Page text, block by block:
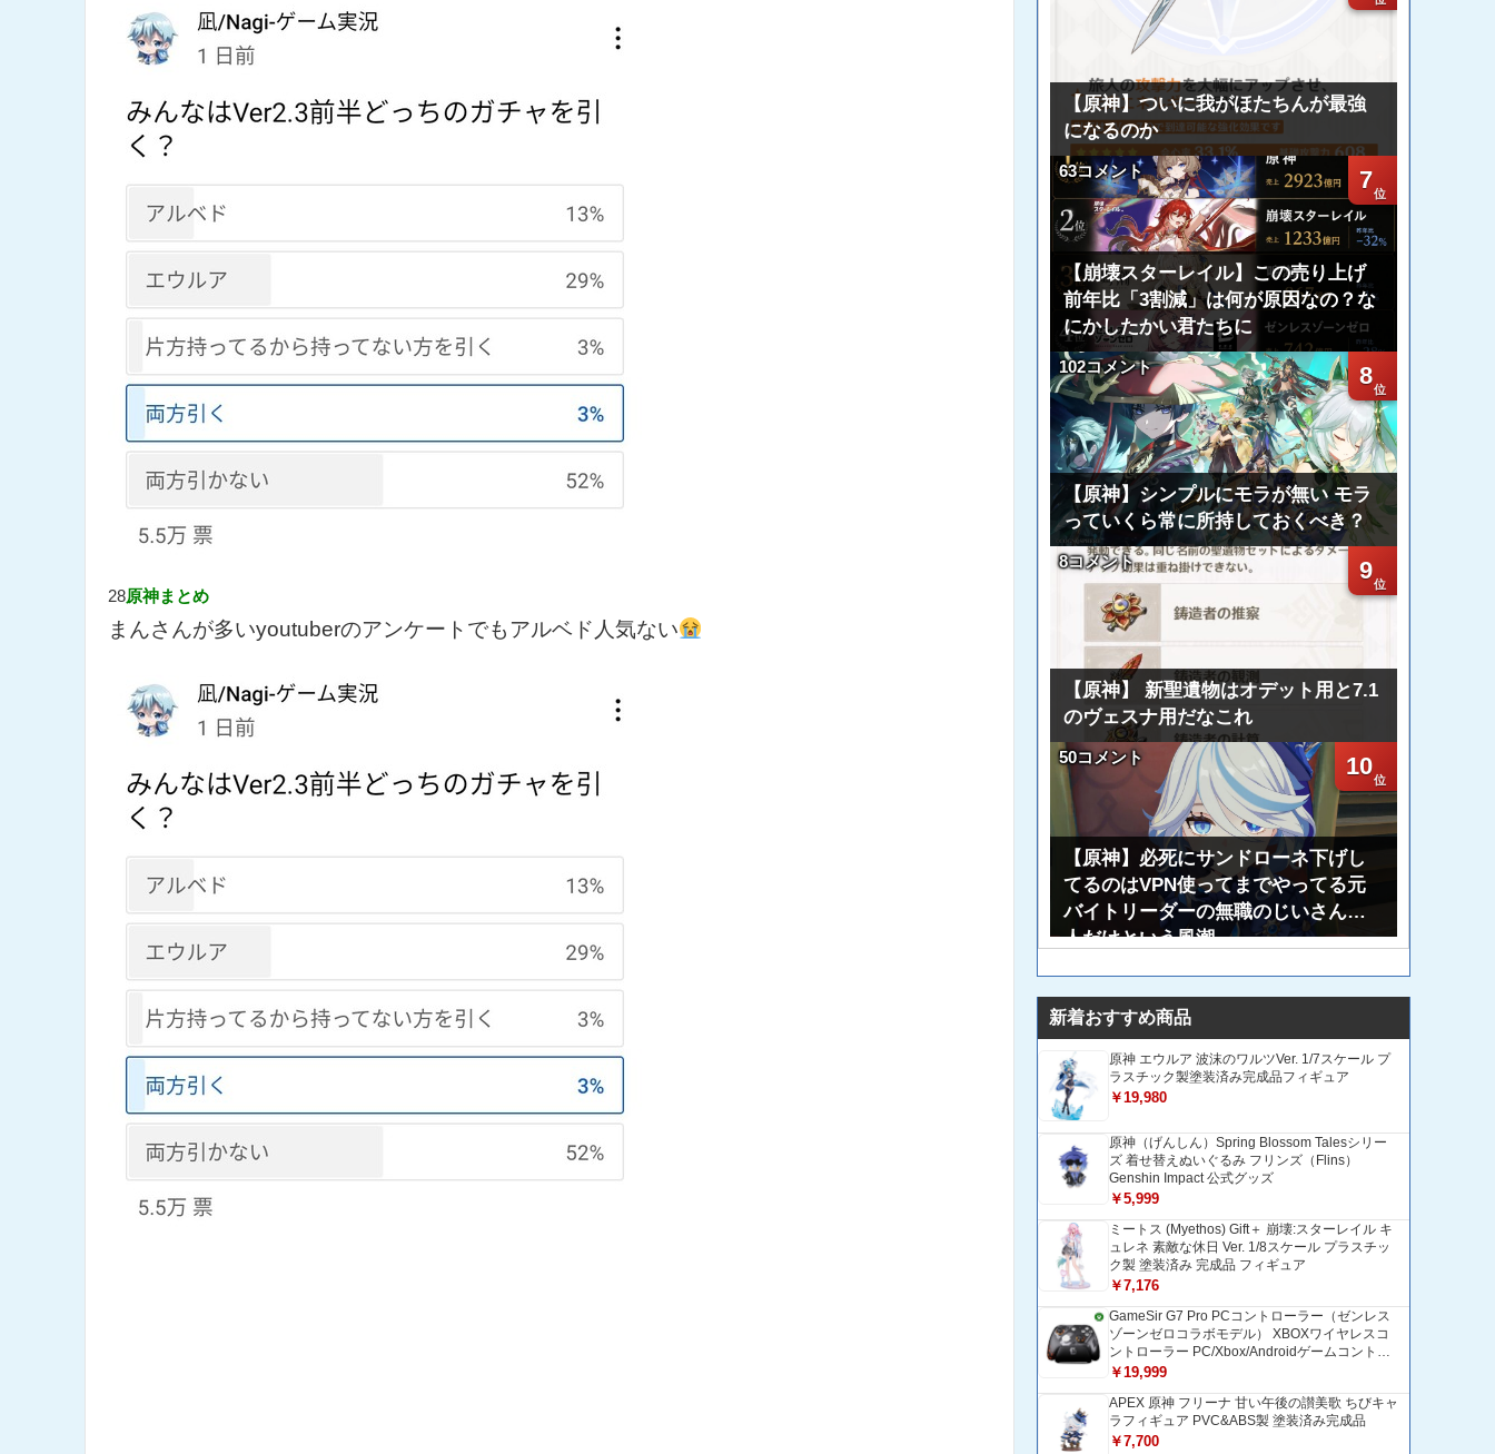
28原神まとめ
まんさんが多いyoutuberのアンケートでもアルベド人気ない
【原神】ついに我がほたちんが最強
になるのか
7
63コメント
【崩壊スターレイル】この売り上げ
前年比「3割減」は何が原因なの？な
にかしたかい君たちに
8
102コメント
【原神】シンプルにモラが無い モラ
っていくら常に所持しておくべき？
9
8コメント
【原神】 新聖遺物はオデット用と7.1
のヴェスナ用だなこれ
10
50コメント
【原神】必死にサンドローネ下げし
てるのはVPN使ってまでやってる元
バイトリーダーの無職のじいさん一
人だけという風潮
新着おすすめ商品
原神 エウルア 波沫のワルツVer. 1/7スケール プ
ラスチック製塗装済み完成品フィギュア
￥19,980
原神（げんしん）Spring Blossom Talesシリー
ズ 着せ替えぬいぐるみ フリンズ（Flins）
Genshin Impact 公式グッズ
￥5,999
ミートス (Myethos) Gift＋ 崩壊:スターレイル キ
ュレネ 素敵な休日 Ver. 1/8スケール プラスチッ
ク製 塗装済み 完成品 フィギュア
￥7,176
GameSir G7 Pro PCコントローラー（ゼンレス
ゾーンゼロコラボモデル） XBOXワイヤレスコ
ントローラー PC/Xbox/Androidゲームコントロ
ーラー 1200mAH大容量バッテリー TMRホール
コントローラー 追加ボタン＆トリガー/グリップ
振動モーター搭載 トリガーストップ＆背面ボタ
ンロック付きゲームパッド 光学式マイクロスイ
￥19,999
APEX 原神 フリーナ 甘い午後の讃美歌 ちびキャ
ラフィギュア PVC&ABS製 塗装済み完成品
￥7,700